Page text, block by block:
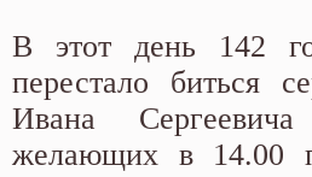
В этот день 142
перестало биться
Ивана
желающих в 14.00